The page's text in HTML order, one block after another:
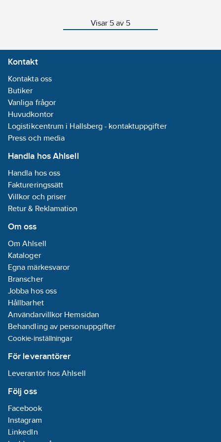
Visar 5 av 5
Kontakt
Kontakta oss
Butiker
Vanliga frågor
Huvudkontor
Logistikcentrum i Hallsberg - kontaktuppgifter
Press och media
Handla hos Ahlsell
Handla hos oss
Faktureringssätt
Villkor och priser
Retur & Reklamation
Om oss
Om Ahlsell
Kataloger
Egna märkesvaror
Branscher
Jobba hos oss
Hållbarhet
Användarvillkor Hemsidan
Behandling av personuppgifter
Cookie-inställningar
För leverantörer
Leverantör hos Ahlsell
Följ oss
Facebook
Instagram
LinkedIn